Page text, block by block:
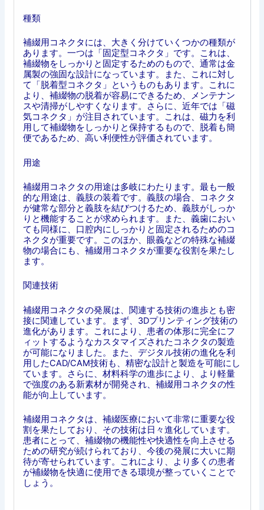
種類
補綴用コネクタには、大きく分けていくつかの種類が
あります。一つは「固定型コネクタ」です。これは、
補綴物をしっかりと固定するためのもので、通常は金
属製の強固な設計になっています。また、これに対し
て「脱着型コネクタ」というものもあります。これに
より、補綴物の脱着が容易にできるため、メンテナン
スや清掃がしやすくなります。さらに、近年では「磁
気コネクタ」が注目されています。これは、磁力を利
用して補綴物をしっかりと保持するもので、脱着も簡
便であるため、高い利便性が評価されています。
用途
補綴用コネクタの用途は多岐にわたります。最も一般
的な用途は、義肢の装着です。義肢の場合、コネクタ
が健常な部分と義肢を結びつけるため、義肢がしっか
りと機能することが求められます。また、義歯におい
ても同様に、口腔内にしっかりと固定されるためのコ
ネクタが重要です。このほか、眼義などの特殊な補綴
物の場合にも、補綴用コネクタが重要な役割を果たし
ます。
関連技術
補綴用コネクタの発展は、関連する技術の進歩とも密
接に関連しています。まず、3Dプリンティング技術の
進化があります。これにより、患者の体形に完全にフ
ィットするようなカスタマイズされたコネクタの製造
が可能になりました。また、デジタル技術の進化を利
用したCAD/CAM技術も、精密な設計と製造を可能にし
ています。さらに、材料科学の進歩により、より軽量
で強度のある新素材が開発され、補綴用コネクタの性
能が向上しています。
補綴用コネクタは、補綴医療において非常に重要な役
割を果たしており、その技術は日々進化しています。
患者にとって、補綴物の機能性や快適性を向上させる
ための研究が続けられており、今後の発展に大いに期
待が寄せられています。これにより、より多くの患者
が補綴物を快適に使用できる環境が整っていくことで
しょう。